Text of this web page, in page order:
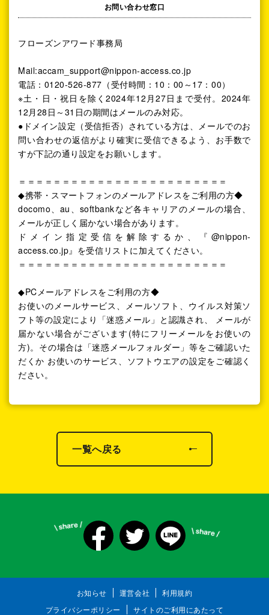
お問い合わせ窓口
フローズンアワード事務局
Mail:accam_support@nippon-access.co.jp
電話：0120-526-877（受付時間：10：00～17：00）
※土・日・祝日を除く2024年12月27日まで受付。2024年
12月28日～31日の期間はメールのみ対応。
●ドメイン設定（受信拒否）されている方は、メールでのお
問い合わせの返信がより確実に受信できるよう、お手数で
すが下記の通り設定をお願いします。
＝＝＝＝＝＝＝＝＝＝＝＝＝＝＝＝＝＝＝＝＝＝＝＝
◆携帯・スマートフォンのメールアドレスをご利用の方◆
docomo、au、softbankなど各キャリアのメールの場合、
メールが正しく届かない場合があります。
ドメイン指定受信を解除するか、『@nippon-
access.co.jp』を受信リストに加えてください。
＝＝＝＝＝＝＝＝＝＝＝＝＝＝＝＝＝＝＝＝＝＝＝＝
◆PCメールアドレスをご利用の方◆
お使いのメールサービス、メールソフト、ウイルス対策ソ
フト等の設定により「迷惑メール」と認識され、 メールが
届かない場合がございます(特にフリーメールをお使いの
方)。その場合は「迷惑メールフォルダー」等をご確認いた
だくか お使いのサービス、ソフトウエアの設定をご確認く
ださい。
一覧へ戻る
お知らせ 運営会社
利用規約
プライバシーポリシー
サイトのご利用にあたって